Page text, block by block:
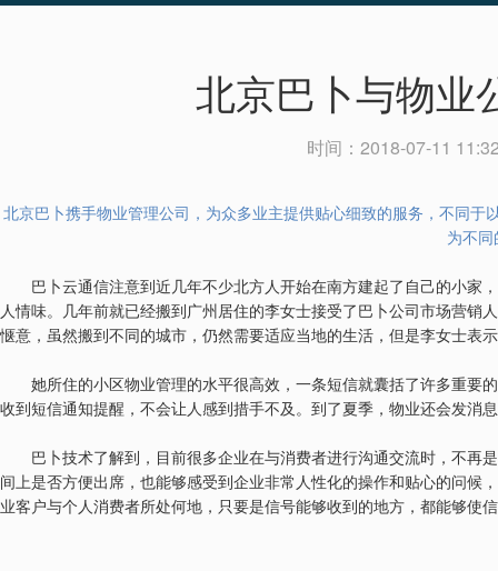
北京巴卜与物业
时间： 2018-07-11
北京巴卜携手物业管理公司，为众多业主提供贴心细致的服务，不同
为不同
巴卜云通信注意到近几年不少北方人开始在南方建起了自己的小家
人情味。几年前就已经搬到广州居住的李女士接受了巴卜公司市场营销
惬意，虽然搬到不同的城市，仍然需要适应当地的生活，但是李女士表
她所住的小区物业管理的水平很高效，一条短信就囊括了许多重要
收到短信通知提醒，不会让人感到措手不及。到了夏季，物业还会发消
巴卜技术了解到，目前很多企业在与消费者进行沟通交流时，不再
间上是否方便出席，也能够感受到企业非常人性化的操作和贴心的问候
业客户与个人消费者所处何地，只要是信号能够收到的地方，都能够使